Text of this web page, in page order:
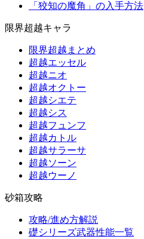
「狡知の魔角」の入手方法
限界超越キャラ
限界超越まとめ
超越エッセル
超越ニオ
超越オクトー
超越シエテ
超越シス
超越フュンフ
超越カトル
超越サラーサ
超越ソーン
超越ウーノ
砂箱攻略
攻略/進め方解説
礎シリーズ武器性能一覧